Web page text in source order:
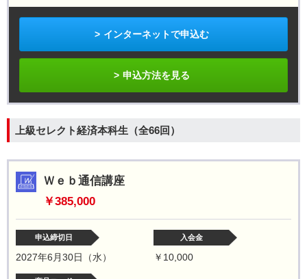
インターネットで申込む
申込方法を見る
上級セレクト経済本科生（全66回）
Ｗｅｂ通信講座
￥385,000
申込締切日
2027年6月30日（水）
入会金
￥10,000